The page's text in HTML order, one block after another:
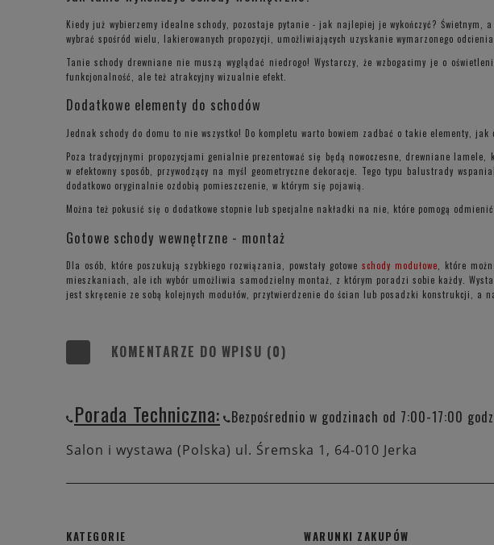
Kiedy już wybierzemy idealne schody, pozostaje pytanie - jak najlepiej je wykończyć?
wybrać spośród wielu, lakierowanych propozycji, umożliwiających uzyskanie wymarzonego odcienia.
Tanie schody drewniane nie muszą wyglądać niedrogo! Wystarczy, że wzbogacimy je o
funkcjonalność, ale też atrakcyjny wizualnie efekt.
Dodatkowe elementy do schodów
Jednak schody do domu to nie wszystko! Do kompletu warto bowiem zadbać o takie elementy, jak
Poza tradycyjnymi propozycjami genialnie prezentować się będą nowoczesne, drewniane
w efektowny sposób, przywodzący na myśl geometryczne dekoracje. Tego typu balustrady
dodatkowo oryginalnie ozdobią pomieszczenie, w którym się pojawią.
Można też pokusić się o dodatkowe stopnie lub specjalne nakładki na nie, które pomogą
Gotowe schody wewnętrzne - montaż
Dla osób, które poszukują szybkiego rozwiązania, powstały gotowe schody modułowe, które
mieszkaniach, ale ich wybór umożliwia samodzielny montaż, z którym poradzi sobie każdy.
jest skręcenie ze sobą kolejnych modułów, przytwierdzenie do ścian lub posadzki konstrukcji, a
KOMENTARZE DO WPISU (0)
Porada Techniczna: Bezpośrednio w godzinach od 7:00-17:00
Salon i wystawa (Polska) ul. Śremska 1, 64-010 Jerka
KATEGORIE WARUNKI ZAKUPÓW